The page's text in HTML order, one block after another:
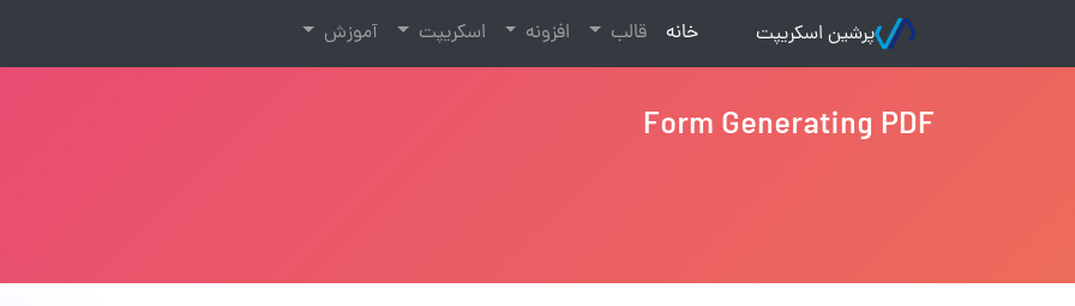
پرشین اسکریپت خانه
(current) قالب افزونه اسکریپت آموزش
Form Generating PDF